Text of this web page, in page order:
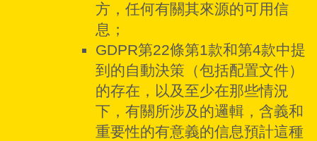
方，任何有關其來源的可用信
息；
GDPR第22條第1款和第4款中提
到的自動決策（包括配置文件）
的存在，以及至少在那些情況
下，有關所涉及的邏輯，含義和
重要性的有意義的信息預計這種